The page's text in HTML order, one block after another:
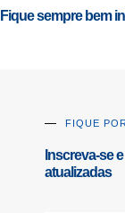
Fique sempre bem
FIQUE
Inscreva-se
atualizadas